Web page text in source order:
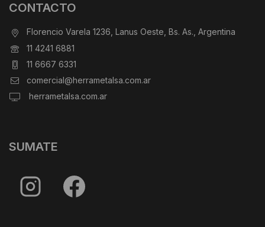
CONTACTO
Florencio Varela 1236, Lanus Oeste, Bs. As., Argentina
11 4241 6881
11 6667 6331
comercial@herrametalsa.com.ar
herrametalsa.com.ar
SUMATE